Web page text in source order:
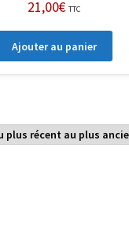
21,00€ TTC
Ajouter au panier